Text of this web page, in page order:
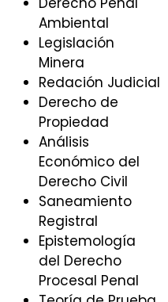
Ambiental
Legislación
Minera
Redación Judicial
Derecho de
Propiedad
Análisis
Económico del
Derecho Civil
Saneamiento
Registral
Epistemología
del Derecho
Procesal Penal